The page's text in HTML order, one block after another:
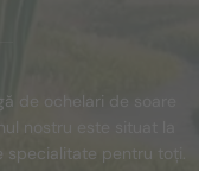
de ochelari de soare
nostru este situat la
specialitate pentru toți.